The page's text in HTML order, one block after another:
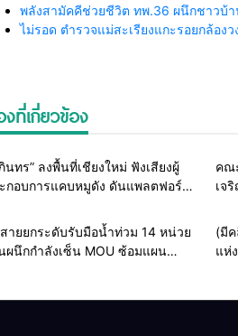
พลังสามัคคีช่วยชีวิต ทพ.36 ผนึกชาวบ้า
ไม่รอด ตำรวจแม่สะเรียงแกะรอยกล้อ
งที่เกี่ยวข้อง
Home ธุรกิจ-บันเทิง
นทร” ลงพื้นที่เชียงใหม่ ฟังเสียงผู้
กอบการแคบหมูดัง ดันแพลตฟอร์ม
คณ
เจ
แห่
Home รอบรั้วทั่วไทย
ายยกระดับรับมือน้ำท่วม 14 หน่วย
ผนึกกำลังเซ็น MOU ซ้อมแผน
(มี
แห่